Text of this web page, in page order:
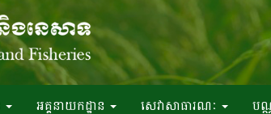
អគ្គនាយកដ្ឋាន សេវាសាធារណៈ ប